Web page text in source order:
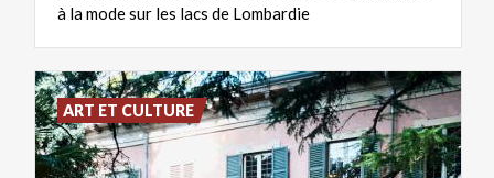
à lamodesur les lacs de Lombardie
ART ET CULTURE